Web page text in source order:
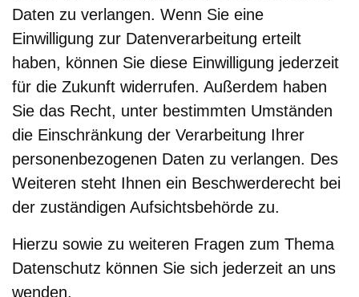
Daten zu verlangen. Wenn Sie eine
Einwilligung zur Datenverarbeitung erteilt
haben, können Sie diese Einwilligung jederzeit
für die Zukunft widerrufen. Außerdem haben
Sie das Recht, unter bestimmten Umständen
die Einschränkung der Verarbeitung Ihrer
personenbezogenen Daten zu verlangen. Des
Weiteren steht Ihnen ein Beschwerderecht bei
der zuständigen Aufsichtsbehörde zu.
Hierzu sowie zu weiteren Fragen zum Thema
Datenschutz können Sie sich jederzeit an uns
wenden.